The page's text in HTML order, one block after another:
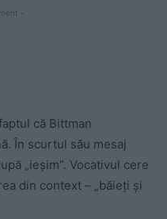
-
că Bittman
În scurtul său mesaj
„ieșim”. Vocativul cere
din context – „băieți și